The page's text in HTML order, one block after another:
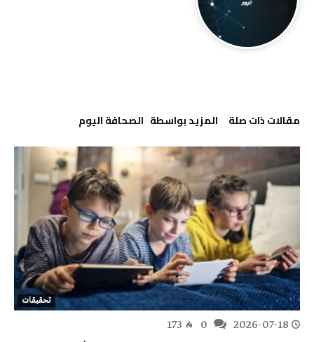
‫مقالات ذات صلة‬ ‫‫المزيد بواسطة‬ ‬ ‭ ‬الصحافة‭ ‬اليوم
تحقيقات
2026-07-18
173